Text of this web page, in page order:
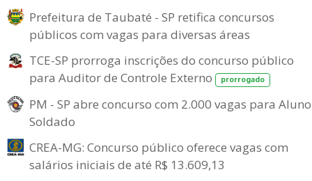
Prefeitura de Taubaté - SP retifica concursos
públicos com vagas para diversas áreas
TCE-SP prorroga inscrições do concurso público
para Auditor de Controle Externo
prorrogado
PM - SP abre concurso com 2.000 vagas para
Soldado
CREA-MG: Concurso público oferece vagas com
salários iniciais de até R$ 13.609,13